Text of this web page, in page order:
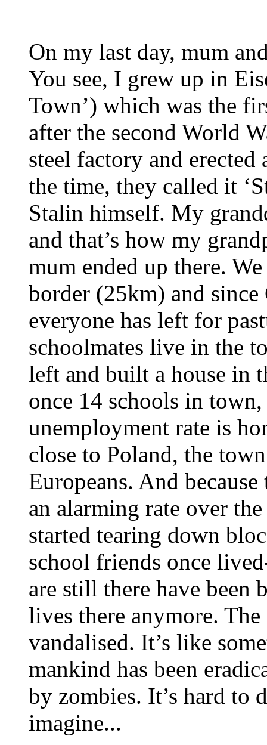
On my last day, mum
You see, I grew up in
Town’) which was the
after the second World
steel factory and
the time, they called it
Stalin himself. My
and that’s how my
mum ended up there.
border (25km) and
everyone has left for
schoolmates live in the
left and built a house in
once 14 schools in
unemployment rate is
close to Poland, the
Europeans. And
an alarming rate over
started tearing down
school friends once
are still there have been
lives there anymore.
vandalised. It’s like
mankind has been
by zombies. It’s hard to
imagine...